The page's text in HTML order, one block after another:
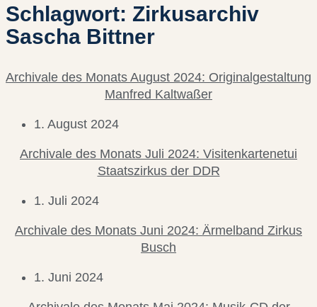
Schlagwort: Zirkusarchiv
Sascha Bittner
Archivale des Monats August 2024: Originalgestaltung
Manfred Kaltwaßer
1. August 2024
Archivale des Monats Juli 2024: Visitenkartenetui
Staatszirkus der DDR
1. Juli 2024
Archivale des Monats Juni 2024: Ärmelband Zirkus
Busch
1. Juni 2024